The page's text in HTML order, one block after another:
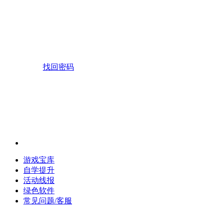
找回密码
游戏宝库
自学提升
活动线报
绿色软件
常见问题/客服